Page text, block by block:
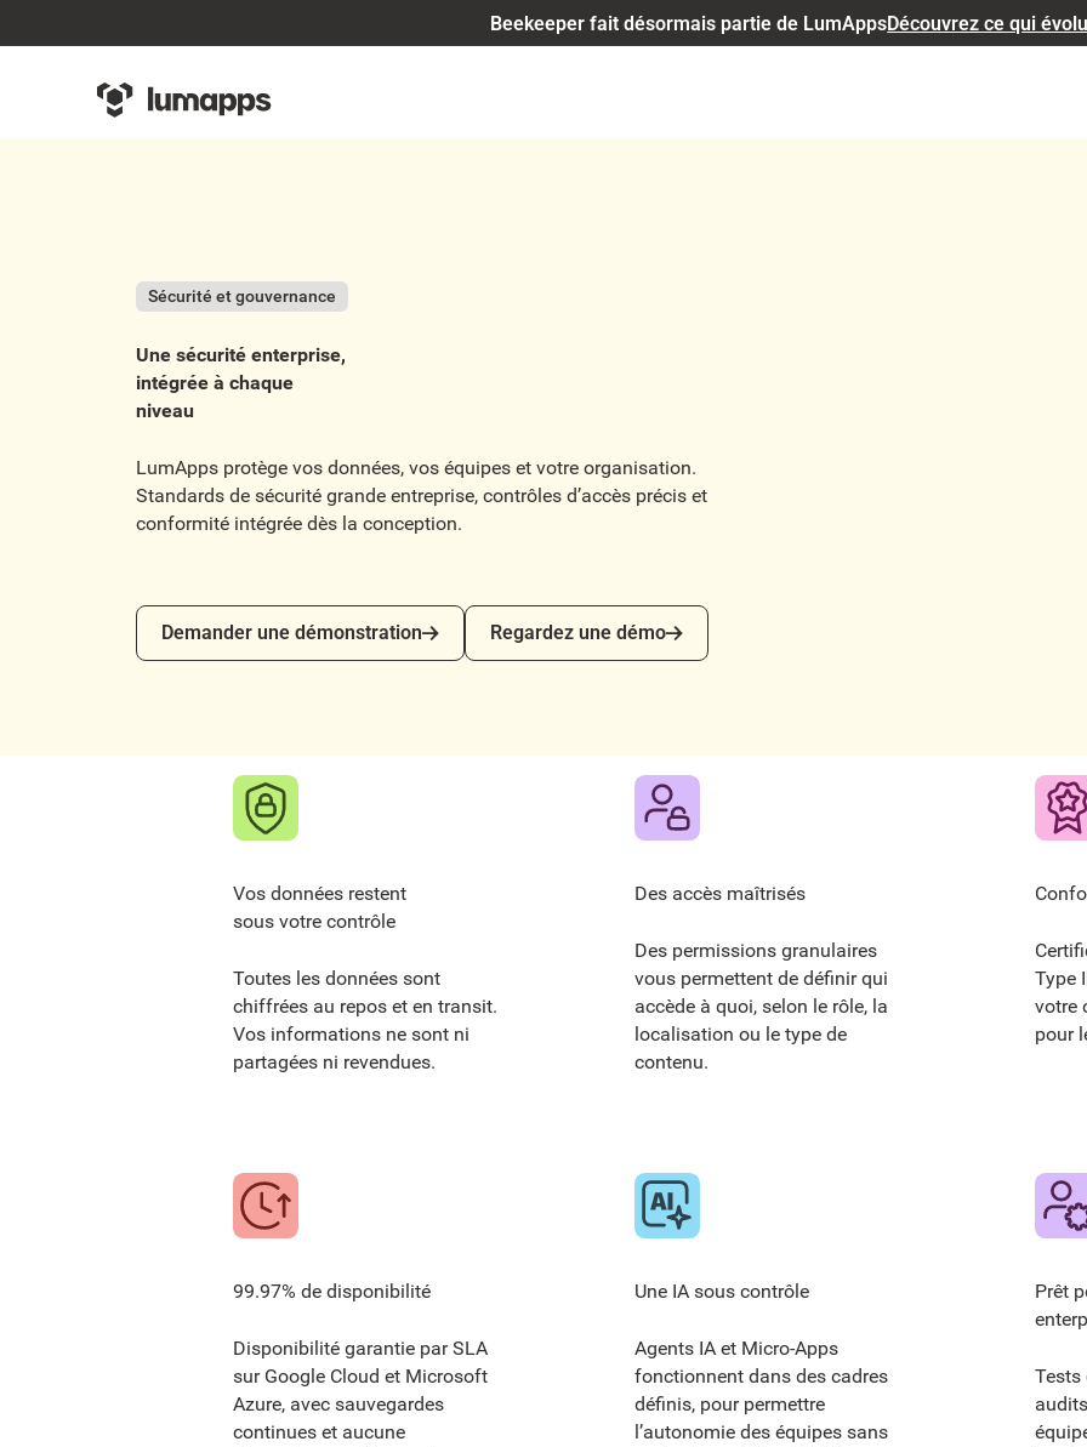
Beekeeper fait désormais partie de LumAppsDécouvrez ce qui
Sécurité et gouvernance
Une sécurité enterprise,
intégrée à chaque
niveau
LumApps protège vos données, vos équipes et votre organisation.
Standards de sécurité grande entreprise, contrôles d’accès précis et
conformité intégrée dès la conception.
Demander une démonstration
Demander une démonstration
Regardez une démo
Regardez une démo
Vos données restent
sous votre contrôle
Toutes les données sont
chiffrées au repos et en transit.
Vos informations ne sont ni
partagées ni revendues.
Des accès maîtrisés
Des permissions granulaires
vous permettent de définir qui
accède à quoi, selon le rôle, la
localisation ou le type de
contenu.
Type
votre
pour
99.97% de disponibilité
Disponibilité garantie par SLA
sur Google Cloud et Microsoft
Azure, avec sauvegardes
continues et aucune
Une IA sous contrôle
Agents IA et Micro-Apps
fonctionnent dans des cadres
définis, pour permettre
l’autonomie des équipes sans
Prêt
Tests